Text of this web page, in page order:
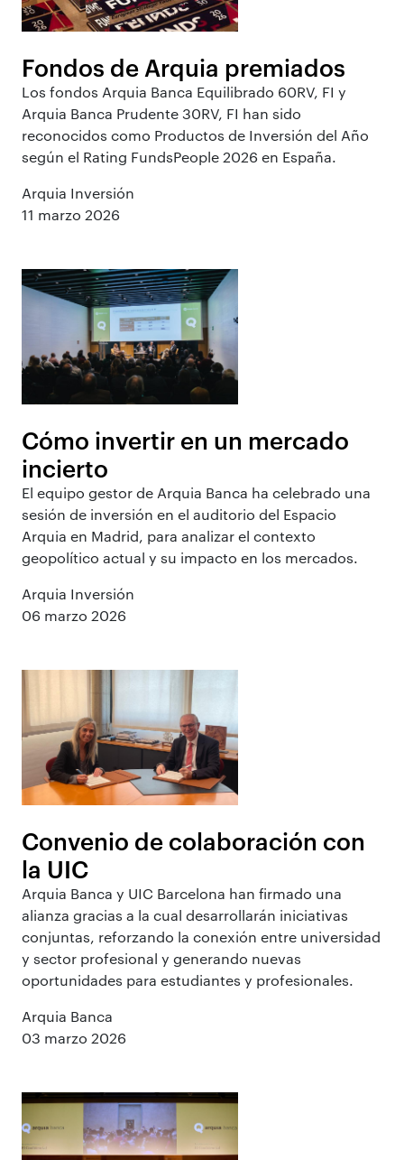
Fondos de Arquia premiados
Los fondos Arquia Banca Equilibrado 60RV, FI y
Arquia Banca Prudente 30RV, FI han sido
reconocidos como Productos de Inversión del Año
según el Rating FundsPeople 2026 en España.
Arquia Inversión
11 marzo 2026
Cómo invertir en un mercado
incierto
El equipo gestor de Arquia Banca ha celebrado una
sesión de inversión en el auditorio del Espacio
Arquia en Madrid, para analizar el contexto
geopolítico actual y su impacto en los mercados.
Arquia Inversión
06 marzo 2026
Convenio de colaboración con
la UIC
Arquia Banca y UIC Barcelona han firmado una
alianza gracias a la cual desarrollarán iniciativas
conjuntas, reforzando la conexión entre universidad
y sector profesional y generando nuevas
oportunidades para estudiantes y profesionales.
Arquia Banca
03 marzo 2026